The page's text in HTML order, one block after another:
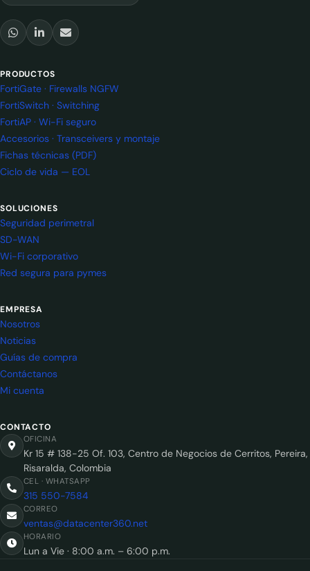
PRODUCTOS
FortiGate · Firewalls NGFW
FortiSwitch · Switching
FortiAP · Wi-Fi seguro
Accesorios · Transceivers y montaje
Fichas técnicas (PDF)
Ciclo de vida — EOL
SOLUCIONES
Seguridad perimetral
SD-WAN
Wi-Fi corporativo
Red segura para pymes
EMPRESA
Nosotros
Noticias
Guías de compra
Contáctanos
Mi cuenta
CONTACTO
OFICINA
Kr 15 # 138-25 Of. 103, Centro de Negocios de Cerritos, Pereira,
Risaralda, Colombia
CEL · WHATSAPP
315 550-7584
CORREO
ventas@datacenter360.net
HORARIO
Lun a Vie · 8:00 a.m. – 6:00 p.m.